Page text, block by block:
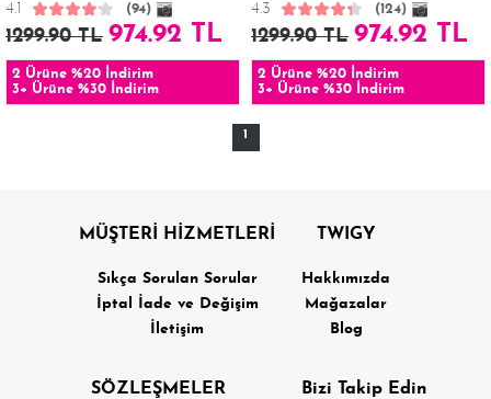
4.1 (94)
1299.90 TL 974.92 TL
2 Ürüne %20 İndirim
3+ Ürüne %30 İndirim
4.3 (124)
1299.90 TL 974.92 TL
2 Ürüne %20 İndirim
3+ Ürüne %30 İndirim
1
MÜŞTERİ HİZMETLERİ
Sıkça Sorulan Sorular
İptal İade ve Değişim
İletişim
TWIGY
Hakkımızda
Mağazalar
Blog
SÖZLEŞMELER Bizi Takip Edin